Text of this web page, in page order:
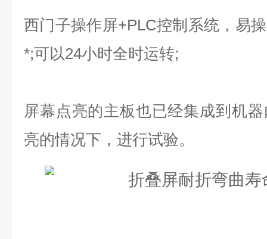
西门子操作屏+PLC控制系统，易
*;可以24小时全时运转;
屏幕点亮的主板也已经集成到机
亮的情况下，进行试验。